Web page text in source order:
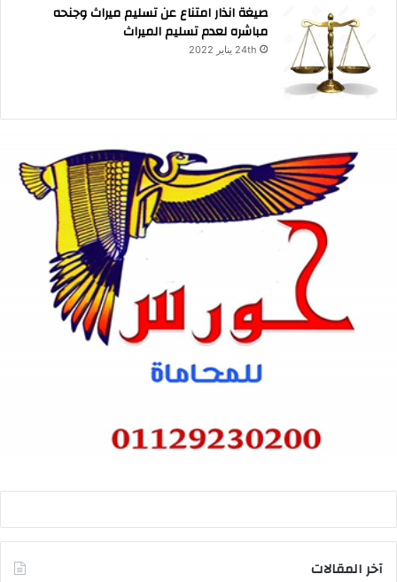
صيغة انذار امتناع عن تسليم ميراث وجنحه
مباشره لعدم تسليم الميراث
24th يناير 2022
آخر المقالات